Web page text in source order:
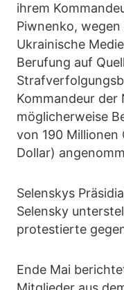
ihrem
Piwnenko,
Ukrainische
Berufung auf
Kommandeur der
möglicherweise
von 190 Millionen
Dollar)
Selenskys
Selensky
protestierte
Ende Mai